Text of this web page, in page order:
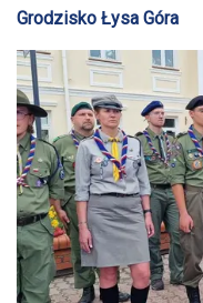
Grodzisko Łysa Góra